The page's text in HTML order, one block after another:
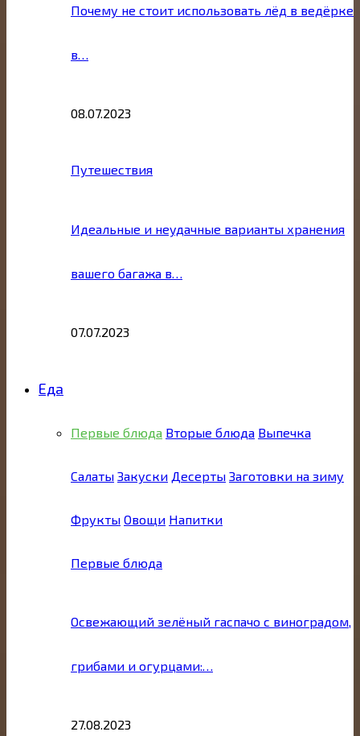
Почему не стоит использовать лёд в ведёрке
в…
08.07.2023
Путешествия
Идеальные и неудачные варианты хранения
вашего багажа в…
07.07.2023
Еда
Первые блюда Вторые блюда Выпечка
Салаты Закуски Десерты Заготовки на зиму
Фрукты Овощи Напитки
Первые блюда
Освежающий зелёный гаспачо с виноградом,
грибами и огурцами:…
27.08.2023